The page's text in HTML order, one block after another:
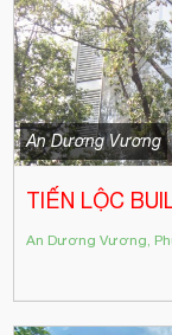
An Dương Vương
TIẾN LỘC
An Dương Vương,